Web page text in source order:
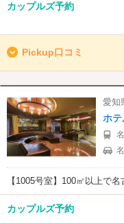
カップルズ予約
Pickup口コミ
愛知
ホテ
【1005号室】100㎡以上で
カップルズ予約